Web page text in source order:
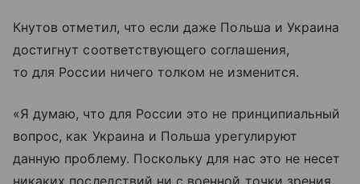
Кнутов отметил, что если даже Польша и Украина
достигнут соответствующего соглашения,
то для России ничего толком не изменится.
«Я думаю, что для России это не принципиальный
вопрос, как Украина и Польша урегулируют
данную проблему. Поскольку для нас это не несет